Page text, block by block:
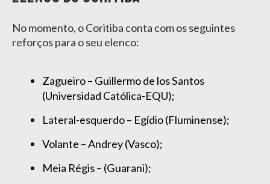
No momento, o Coritiba conta com os seguintes
reforços para o seu elenco:
Zagueiro – Guillermo de los Santos
(Universidad Católica-EQU);
Lateral-esquerdo – Egídio (Fluminense);
Volante – Andrey (Vasco);
Meia Régis – (Guarani);